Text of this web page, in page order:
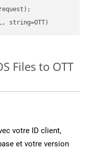
string=OTT)
Files to OTT
votre ID client,
et votre version